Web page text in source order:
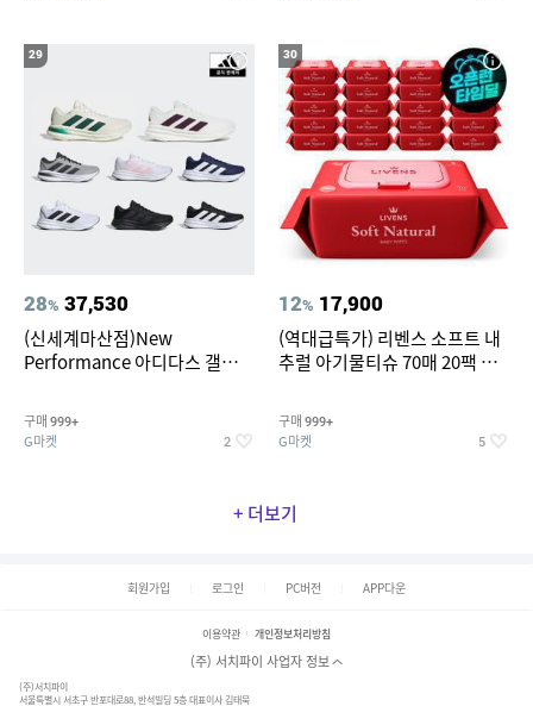
29
28% 37,530
(신세계마산점)New
Performance 아디다스 갤럭시
구매 999+
G마켓 2
30
12% 17,900
(역대급특가) 리벤스 소프트 내
추럴 아기물티슈 70매 20팩 캡
구매 999+
G마켓 5
+ 더보기
회원가입 로그인 PC버전 APP다운
이용약관 개인정보처리방침
(주) 서치파이 사업자 정보
(주)서치파이
서울특별시 서초구 반포대로88, 반석빌딩 5층 대표이사 김태묵